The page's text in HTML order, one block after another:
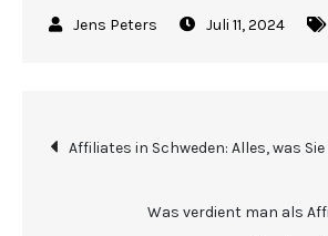
Juli 11, 2024
Affiliates in Schweden: Alles, was
Was verdient man als